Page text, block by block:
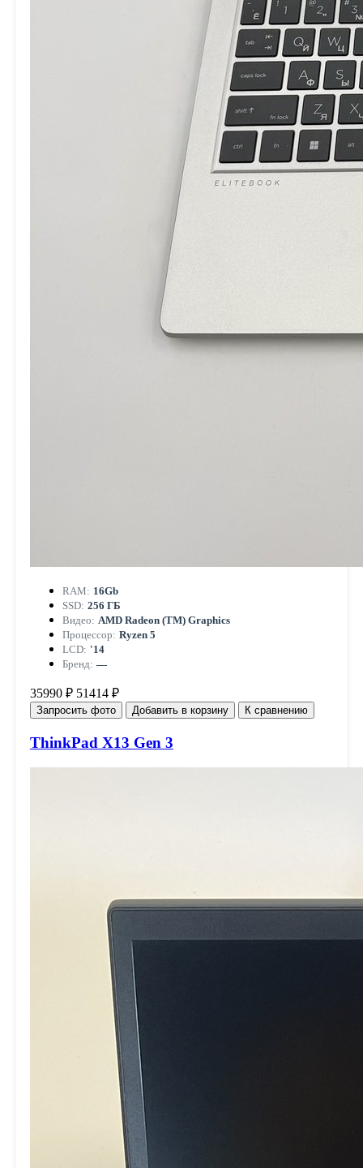
RAM: 16Gb
SSD: 256 ГБ
Видео: AMD Radeon (TM) Graphics
Процессор: Ryzen 5
LCD: '14
Бренд: —
35990 ₽ 51414 ₽
Запросить фото Добавить в корзину К сравнению
ThinkPad X13 Gen 3